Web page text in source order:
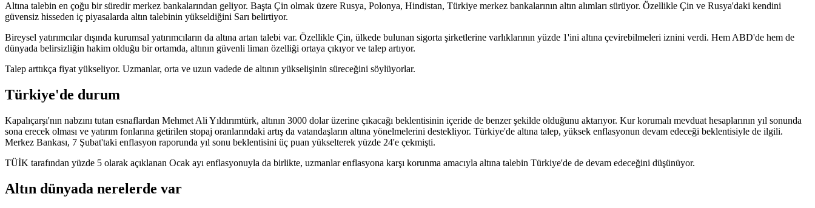
Altına talebin en çoğu bir süredir merkez bankalarından geliyor. Başta Çin olmak üzere Rusya, Polonya, Hindistan, Türkiye merkez bankalarının altın alımları sürüyor. Özellikle Çin ve Rusya'daki kendini
güvensiz hisseden iç piyasalarda altın talebinin yükseldiğini Sarı belirtiyor.
Bireysel yatırımcılar dışında kurumsal yatırımcıların da altına artan talebi var. Özellikle Çin, ülkede bulunan sigorta şirketlerine varlıklarının yüzde 1'ini altına çevirebilmeleri iznini verdi. Hem ABD'de hem de
dünyada belirsizliğin hakim olduğu bir ortamda, altının güvenli liman özelliği ortaya çıkıyor ve talep artıyor.
Talep arttıkça fiyat yükseliyor. Uzmanlar, orta ve uzun vadede de altının yükselişinin süreceğini söylüyorlar.
Türkiye'de durum
Kapalıçarşı'nın nabzını tutan esnaflardan Mehmet Ali Yıldırımtürk, altının 3000 dolar üzerine çıkacağı beklentisinin içeride de benzer şekilde olduğunu aktarıyor. Kur korumalı mevduat hesaplarının yıl sonunda
sona erecek olması ve yatırım fonlarına getirilen stopaj oranlarındaki artış da vatandaşların altına yönelmelerini destekliyor. Türkiye'de altına talep, yüksek enflasyonun devam edeceği beklentisiyle de ilgili.
Merkez Bankası, 7 Şubat'taki enflasyon raporunda yıl sonu beklentisini üç puan yükselterek yüzde 24'e çekmişti.
TÜİK tarafından yüzde 5 olarak açıklanan Ocak ayı enflasyonuyla da birlikte, uzmanlar enflasyona karşı korunma amacıyla altına talebin Türkiye'de de devam edeceğini düşünüyor.
Altın dünyada nerelerde var